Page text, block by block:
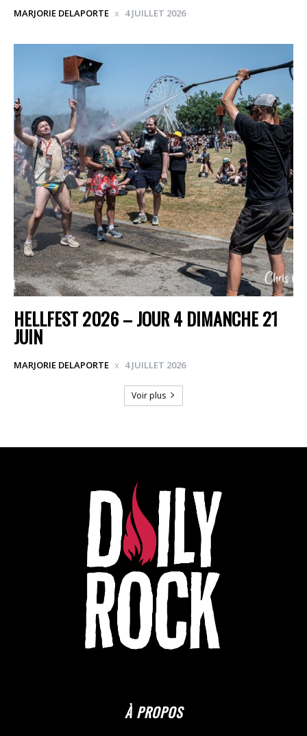
MARJORIE DELAPORTE 4 JUILLET 2026
HELLFEST 2026 – JOUR 4 DIMANCHE 21
JUIN
MARJORIE DELAPORTE 4 JUILLET 2026
Voir plus
À PROPOS